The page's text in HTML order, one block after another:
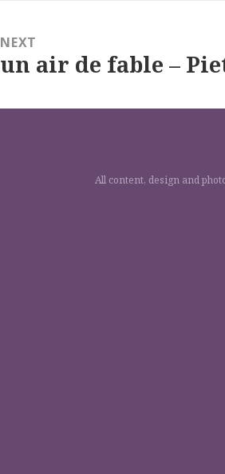
NEXT
Next
un air de fable –
All content, design and